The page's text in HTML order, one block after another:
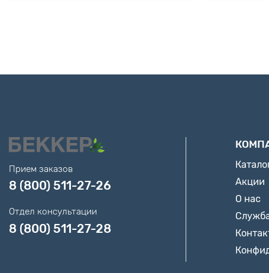
Прием заказов
8 (800) 511-27-26
Отдел консультации
8 (800) 511-27-28
Акции
О нас